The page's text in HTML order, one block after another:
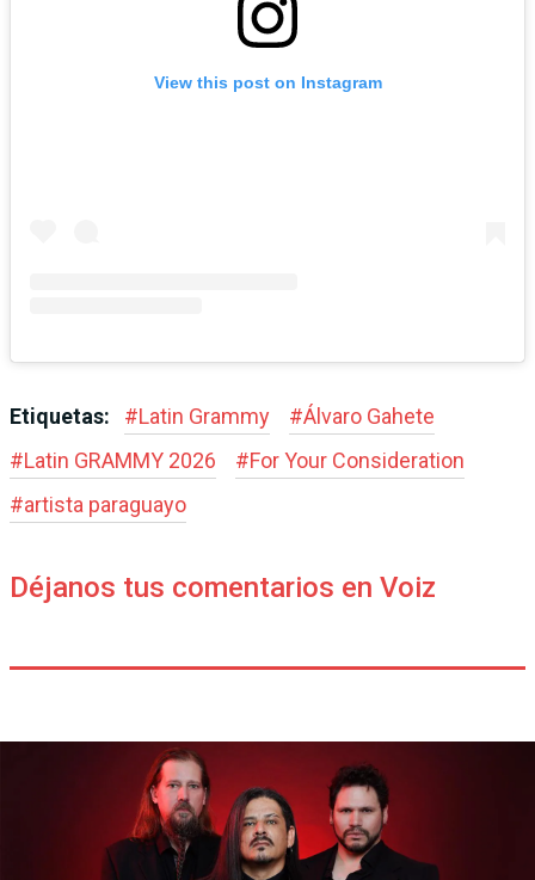
View this post on Instagram
Etiquetas: #Latin Grammy #Álvaro Gahete
#Latin GRAMMY 2026 #For Your Consideration
#artista paraguayo
Déjanos tus comentarios en Voiz